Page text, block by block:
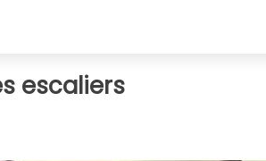
escaliers